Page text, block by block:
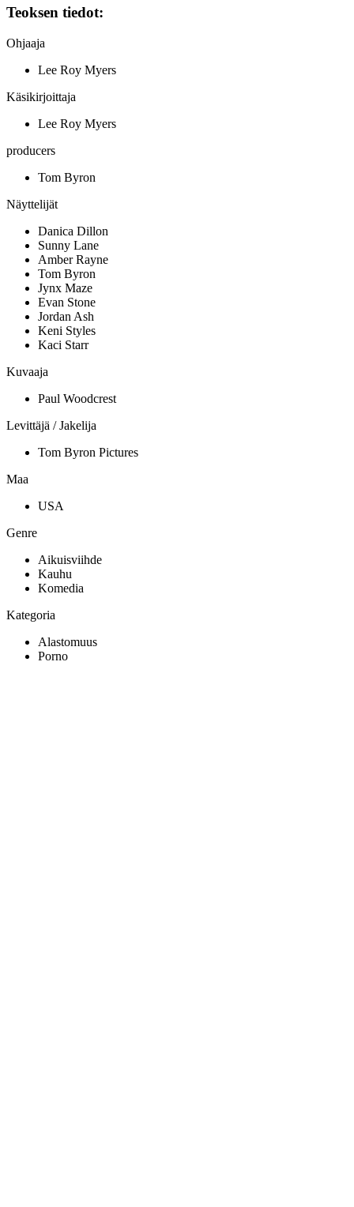
Teoksen tiedot:
Ohjaaja
Lee Roy Myers
Käsikirjoittaja
Lee Roy Myers
producers
Tom Byron
Näyttelijät
Danica Dillon
Sunny Lane
Amber Rayne
Tom Byron
Jynx Maze
Evan Stone
Jordan Ash
Keni Styles
Kaci Starr
Kuvaaja
Paul Woodcrest
Levittäjä / Jakelija
Tom Byron Pictures
Maa
USA
Genre
Aikuisviihde
Kauhu
Komedia
Kategoria
Alastomuus
Porno